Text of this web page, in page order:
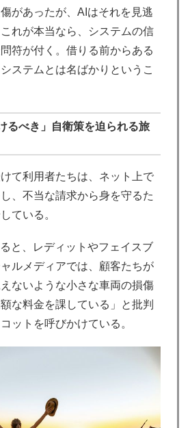
があったが、AIはそれを見逃
れが本当なら、システムの信
符が付く。借りる前からある
ステムとは名ばかりというこ
るべき」自衛策を迫られる旅
て利用者たちは、ネット上で
、不当な請求から身を守るた
ている。
と、レディットやフェイスブ
ルメディアでは、顧客たちが
えないような小さな車両の損傷
な料金を課している」と批判
ットを呼びかけている。